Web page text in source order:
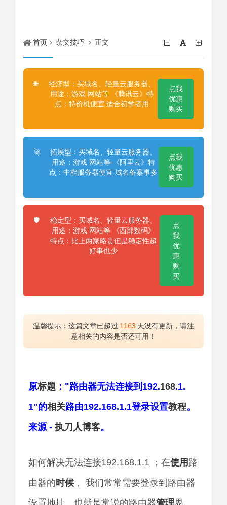
首页 杂文技巧 正文
🌐
经济型：买域名、轻量云服务器、
用途：游戏 网站等 《腾讯云》特
点：特价机便宜 适合初学者用
点我
优惠
购买
🚀
拓展型：买域名、轻量云服务器、
用途：游戏 网站等 《阿里云》特
点：中档服务器便宜 域名备案事多
点我
优惠
购买
🛡️
稳定型：买域名、轻量云服务器、
用途：游戏 网站等 《西部数码》
特点：比上两家略贵但是稳定性超
好事也少
点
我
优
惠
购
买
温馨提示：这篇文章已超过 1163 天没有更新，请注
意相关的内容是否还可用！
原标题 ："路由器无法连接到192.168.1.
1"的相关路由192.168.1.1登录设置教程。
来源 - 执刀人博客。
如何解决无法连接192.168.1.1 ；在使用 路
由器的时候 ， 我们常常需要登录到路由器